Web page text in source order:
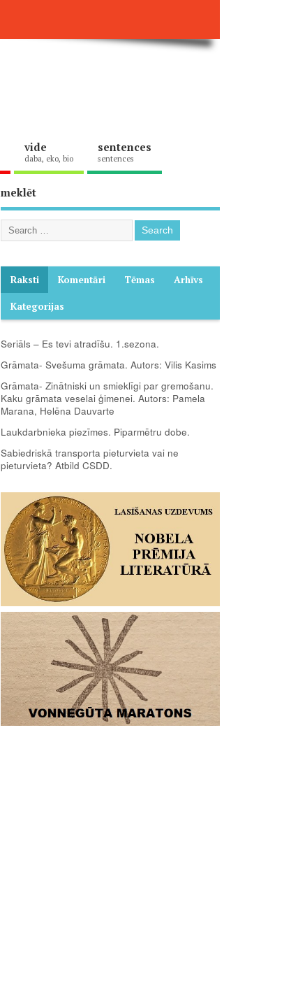
vide
daba, eko, bio
sentences
sentences
meklēt
Raksti Komentāri Tēmas Arhīvs
Kategorijas
Seriāls – Es tevi atradīšu. 1.sezona.
Grāmata- Svešuma grāmata. Autors: Vilis Kasims
Grāmata- Zinātniski un smieklīgi par gremošanu.
Kaku grāmata veselai ģimenei. Autors: Pamela
Marana, Helēna Dauvarte
Laukdarbnieka piezīmes. Piparmētru dobe.
Sabiedriskā transporta pieturvieta vai ne
pieturvieta? Atbild CSDD.